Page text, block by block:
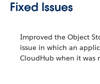
Fixed Issues
Improved the Object
issue in which an
CloudHub when it was